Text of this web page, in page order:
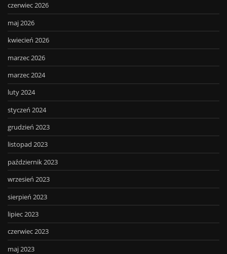
czerwiec 2026
maj 2026
kwiecień 2026
marzec 2026
marzec 2024
luty 2024
styczeń 2024
grudzień 2023
listopad 2023
październik 2023
wrzesień 2023
sierpień 2023
lipiec 2023
czerwiec 2023
maj 2023